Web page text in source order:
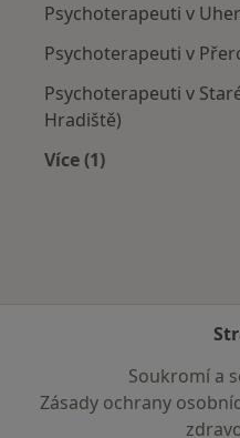
Psychoterapeuti v
Psychoterapeuti v
Psychoterapeuti v
Hradiště)
Více (1)
Soukromí a
Zásady ochrany